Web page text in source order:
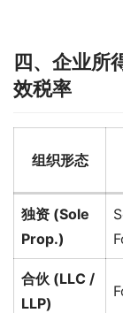
四、企业所
效税率
组织形态
独资 (Sole
Prop.)
合伙 (LLC /
LLP)